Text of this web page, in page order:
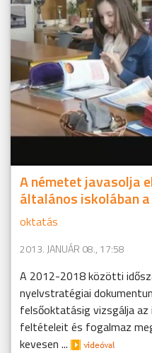
A németet javasolja
általános iskolában
oktatás
2013. JANUÁR 08., 17:58
A 2012-2018 közötti
nyelvstratégiai
felsőoktatásig vizsgálja
feltételeit és fogalmaz
kevesen ...